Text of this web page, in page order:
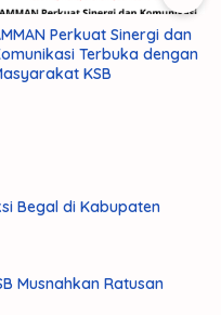
Perkuat Sinergi dan
Terbuka dengan
KSB
Begal di Kabupaten
Musnahkan Ratusan